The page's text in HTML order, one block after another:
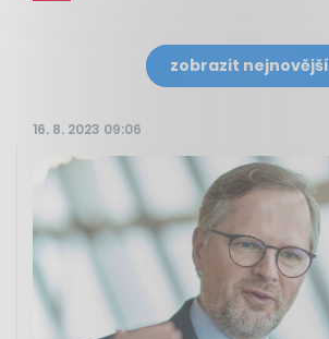
zobrazit nejnovější
16. 8. 2023 09:06